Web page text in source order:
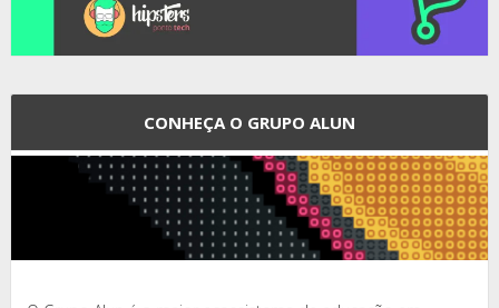
CONHEÇA O GRUPO ALUN